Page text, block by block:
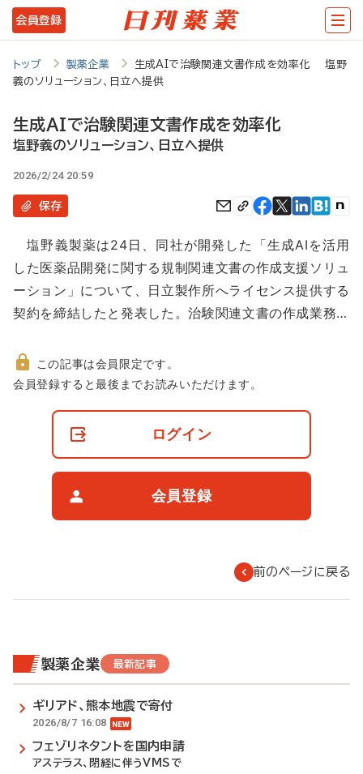
メ
イ
テ
ツ
に
会員登録
トップ 製薬企業
生成AIで治験関連文書作成を効率化 塩野
義のソリューション、日立へ提供
生成AIで治験関連文書作成を効率化
塩野義のソリューション、日立へ提供
2026/2/24 20:59
保存
塩野義製薬は24日、同社が開発した「生成AIを活用
した医薬品開発に関する規制関連文書の作成支援ソリュ
ーション」について、日立製作所へライセンス提供する
契約を締結したと発表した。治験関連文書の作成業務…
非
この記事は会員限定です。
会員登録すると最後までお読みいただけます。
ログイン
会員登録
前のページに戻る
製薬企業 最新記事
ギリアド、熊本地震で寄付
2026/8/7 16:08
フェゾリネタントを国内申請
アステラス、閉経に伴うVMSで